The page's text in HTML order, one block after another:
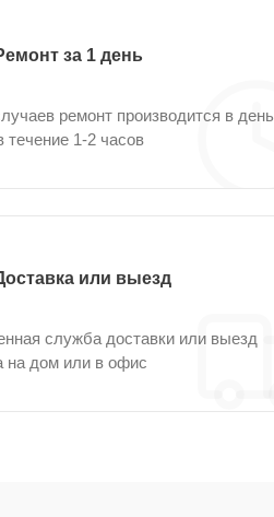
за 1 день
ремонт производится в день
течение 1-2 часов
или выезд
служба доставки или выезд
на дом или в офис